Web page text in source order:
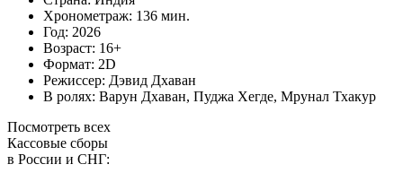
Хронометраж: 136 мин.
Год: 2026
Возраст: 16+
Формат: 2D
Режиссер: Дэвид Дхаван
В ролях: Варун Дхаван, Пуджа Хегде, Мрунал Тхакур
Посмотреть всех
Кассовые сборы
в России и СНГ: